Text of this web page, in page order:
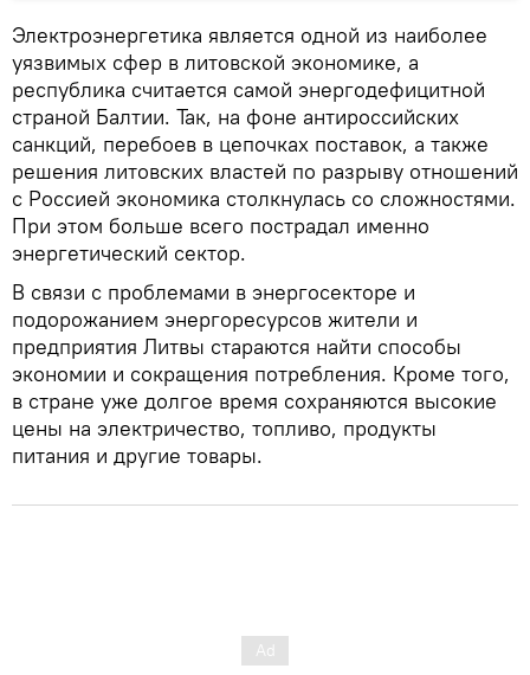
Электроэнергетика является одной из наиболее
уязвимых сфер в литовской экономике, а
республика считается самой энергодефицитной
страной Балтии. Так, на фоне антироссийских
санкций, перебоев в цепочках поставок, а также
решения литовских властей по разрыву отношений
с Россией экономика столкнулась со сложностями.
При этом больше всего пострадал именно
энергетический сектор.
В связи с проблемами в энергосекторе и
подорожанием энергоресурсов жители и
предприятия Литвы стараются найти способы
экономии и сокращения потребления. Кроме того,
в стране уже долгое время сохраняются высокие
цены на электричество, топливо, продукты
питания и другие товары.